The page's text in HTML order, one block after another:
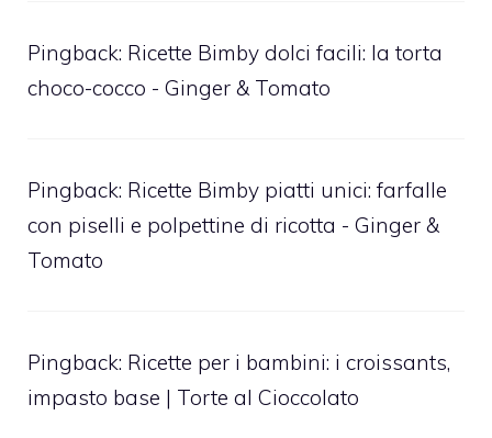
Pingback: Ricette Bimby dolci facili: la torta
choco-cocco - Ginger & Tomato
Pingback: Ricette Bimby piatti unici: farfalle
con piselli e polpettine di ricotta - Ginger &
Tomato
Pingback: Ricette per i bambini: i croissants,
impasto base | Torte al Cioccolato